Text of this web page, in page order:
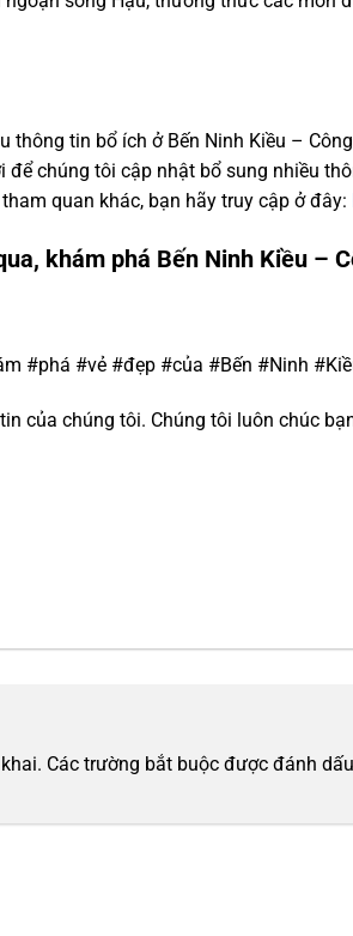
tin bổ ích ở Bến Ninh Kiều –
chúng tôi cập nhật bổ sung nhiều
quan khác, bạn hãy truy cập ở đây:
khám phá Bến Ninh Kiều –
#phá #vẻ #đẹp #của #Bến #Ninh
của chúng tôi. Chúng tôi luôn chúc
Các trường bắt buộc được đánh dấu